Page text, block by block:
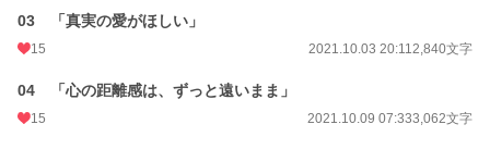
42 pt (83,903 位)
年間ポイント
累計ポイント 19,740 pt (71,538 位)
03 「真実の愛がほしい」
15 2021.10.03 20:112,840文字
04 「心の距離感は、ずっと遠いまま」
15 2021.10.09 07:333,062文字